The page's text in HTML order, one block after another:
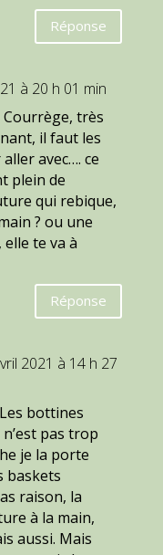
Réponse
à 20 h 01 min
Courrège, très
il faut les
avec…. ce
plein de
qui rebique,
? ou une
te va à
Réponse
2021 à 14 h 27
bottines
pas trop
je la porte
baskets
raison, la
à la main,
aussi. Mais